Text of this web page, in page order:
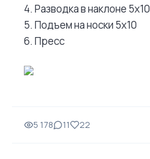
4. Разводка в наклоне 5х10
5. Подъем на носки 5х10
6. Пресс
5 178 11 22